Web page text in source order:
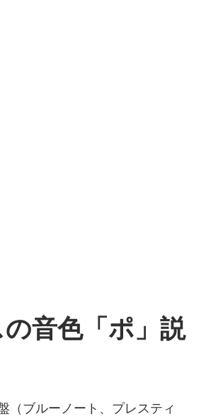
音色「ポ」説
（ブルーノート、プレスティ